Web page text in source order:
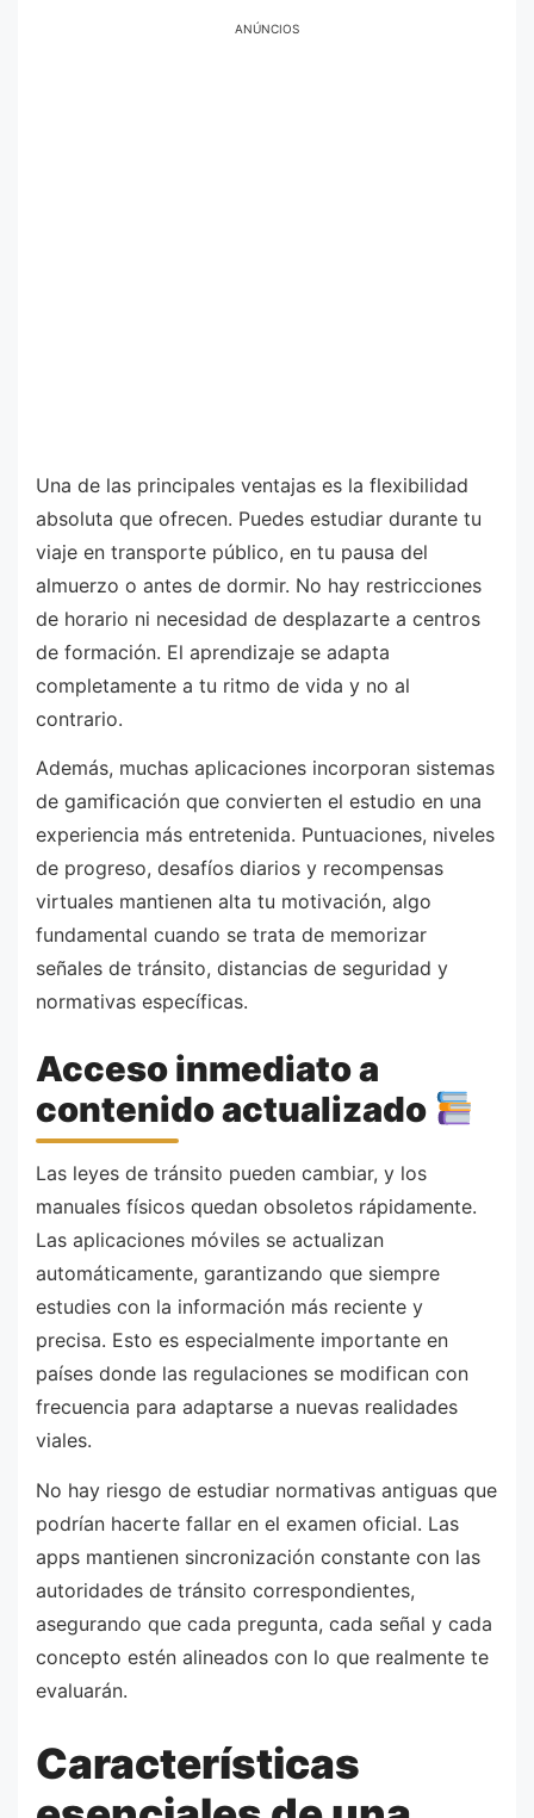
ANÚNCIOS
Una de las principales ventajas es la flexibilidad
absoluta que ofrecen. Puedes estudiar durante tu
viaje en transporte público, en tu pausa del
almuerzo o antes de dormir. No hay restricciones
de horario ni necesidad de desplazarte a centros
de formación. El aprendizaje se adapta
completamente a tu ritmo de vida y no al
contrario.
Además, muchas aplicaciones incorporan sistemas
de gamificación que convierten el estudio en una
experiencia más entretenida. Puntuaciones, niveles
de progreso, desafíos diarios y recompensas
virtuales mantienen alta tu motivación, algo
fundamental cuando se trata de memorizar
señales de tránsito, distancias de seguridad y
normativas específicas.
Acceso inmediato a
contenido actualizado
Las leyes de tránsito pueden cambiar, y los
manuales físicos quedan obsoletos rápidamente.
Las aplicaciones móviles se actualizan
automáticamente, garantizando que siempre
estudies con la información más reciente y
precisa. Esto es especialmente importante en
países donde las regulaciones se modifican con
frecuencia para adaptarse a nuevas realidades
viales.
No hay riesgo de estudiar normativas antiguas que
podrían hacerte fallar en el examen oficial. Las
apps mantienen sincronización constante con las
autoridades de tránsito correspondientes,
asegurando que cada pregunta, cada señal y cada
concepto estén alineados con lo que realmente te
evaluarán.
Características